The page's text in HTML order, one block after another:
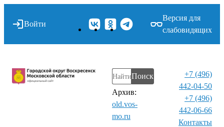
Войти
Версия для
слабовидящих
Поиск
Архив:
old.vos-
mo.ru
+7 (496)
442-04-50
+7 (496)
442-06-66
Контакты⁠